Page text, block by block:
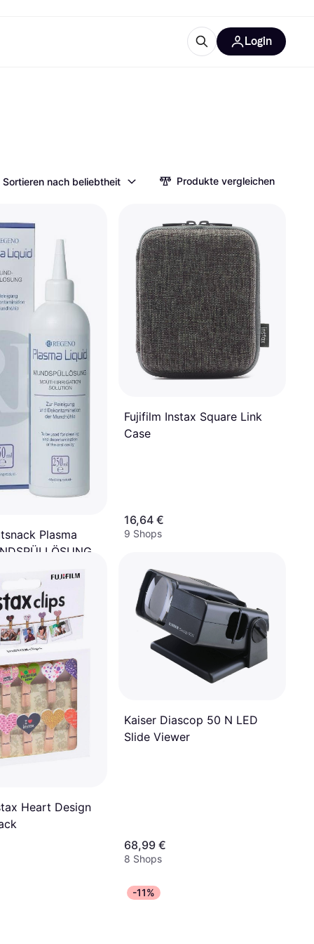
Login
Sortieren nach beliebtheit Produkte vergleichen
Plasma
Fujifilm Instax Square Link
Case
16,64 €
9 Shops
Heart Design
Kaiser Diascop 50 N LED
Slide Viewer
68,99 €
8 Shops
-11%